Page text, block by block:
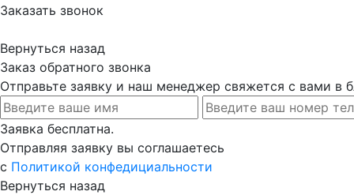
Заказать звонок
Вернуться назад
Заказ обратного звонка
Отправьте заявку и наш менеджер свяжется с вами в
Заявка бесплатна.
Отправляя заявку вы соглашаетесь
с Политикой конфедициальности
Вернуться назад